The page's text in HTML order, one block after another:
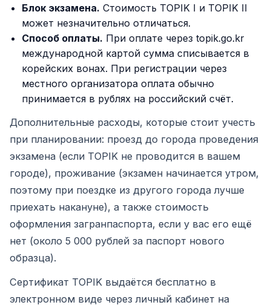
Блок экзамена. Стоимость TOPIK I и TOPIK II
может незначительно отличаться.
Способ оплаты. При оплате через topik.go.kr
международной картой сумма списывается в
корейских вонах. При регистрации через
местного организатора оплата обычно
принимается в рублях на российский счёт.
Дополнительные расходы, которые стоит учесть
при планировании: проезд до города проведения
экзамена (если TOPIK не проводится в вашем
городе), проживание (экзамен начинается утром,
поэтому при поездке из другого города лучше
приехать накануне), а также стоимость
оформления загранпаспорта, если у вас его ещё
нет (около 5 000 рублей за паспорт нового
образца).
Сертификат TOPIK выдаётся бесплатно в
электронном виде через личный кабинет на